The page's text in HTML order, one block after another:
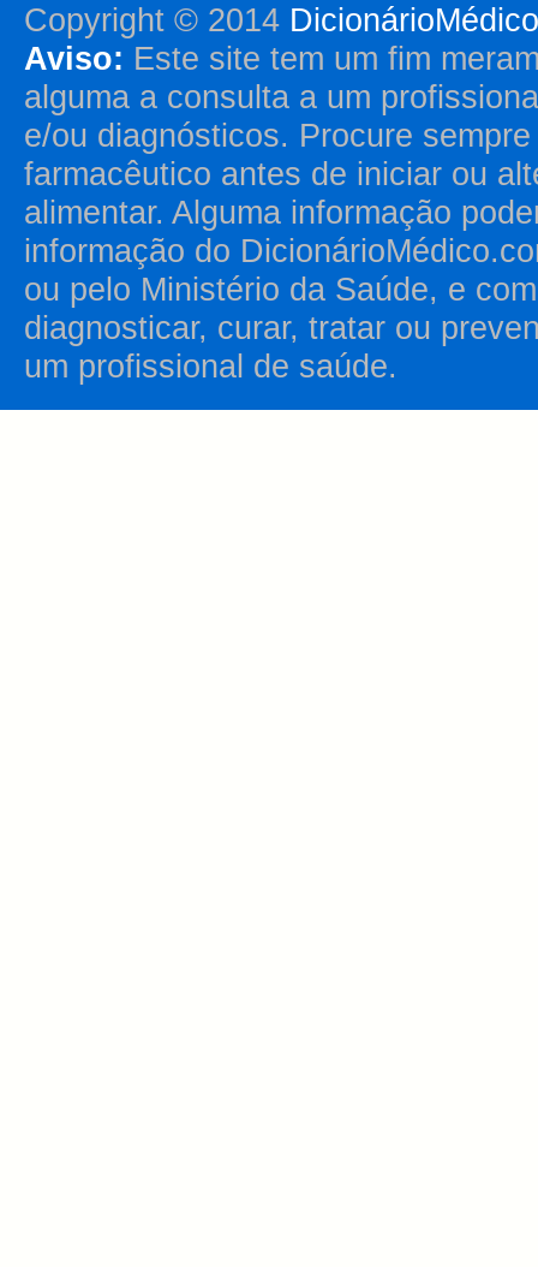
Copyright © 2014
Aviso: Este site tem um fim
alguma a consulta a um
e/ou diagnósticos. Procure
farmacêutico antes de iniciar ou
alimentar. Alguma informação
informação do
ou pelo Ministério da Saúde, e
diagnosticar, curar, tratar ou
um profissional de saúde.